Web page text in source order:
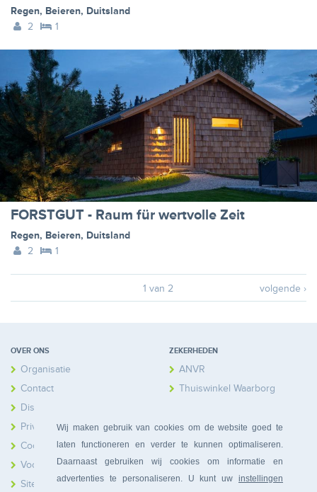
Wij maken gebruik van cookies om de website goed te
laten functioneren en verder te kunnen optimaliseren.
Daarnaast gebruiken wij cookies om informatie en
advertenties te personaliseren. U kunt uw instellingen
Regen, Beieren, Duitsland
2
1
FORSTGUT - Raum für wertvolle Zeit
Regen, Beieren, Duitsland
2
1
1 van 2 volgende ›
OVER ONS
Organisatie
Contact
Disclaimer
Privacy
Cookies
Voorwaarden
Sitemap
ZEKERHEDEN
ANVR
Thuiswinkel Waarborg